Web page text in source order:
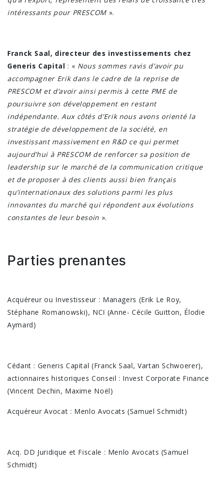
intéressants pour PRESCOM ».
Franck Saal, directeur des investissements chez
Generis Capital : « Nous sommes ravis d’avoir pu
accompagner Erik dans le cadre de la reprise de
PRESCOM et d’avoir ainsi permis à cette PME de
poursuivre son développement en restant
indépendante. Aux côtés d’Erik nous avons orienté la
stratégie de développement de la société, en
investissant massivement en R&D ce qui permet
aujourd’hui à PRESCOM de renforcer sa position de
leadership sur le marché de la communication critique
et de proposer à des clients aussi bien français
qu’internationaux des solutions parmi les plus
innovantes du marché qui répondent aux évolutions
constantes de leur besoin ».
Parties prenantes
Acquéreur ou Investisseur : Managers (Erik Le Roy,
Stéphane Romanowski), NCI (Anne- Cécile Guitton, Élodie
Aymard)
Cédant : Generis Capital (Franck Saal, Vartan Schwoerer),
actionnaires historiques Conseil : Invest Corporate Finance
(Vincent Dechin, Maxime Noël)
Acquéreur Avocat : Menlo Avocats (Samuel Schmidt)
Acq. DD Juridique et Fiscale : Menlo Avocats (Samuel
Schmidt)